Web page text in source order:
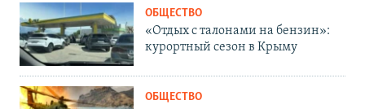
ОБЩЕСТВО
«Отдых с талонами на бензин»:
курортный сезон в Крыму
ОБЩЕСТВО